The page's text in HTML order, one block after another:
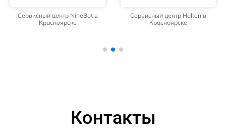
Сервисный центр NineBot в
Красноярске
Сервисный центр Halten в
Красноярске
Контакты